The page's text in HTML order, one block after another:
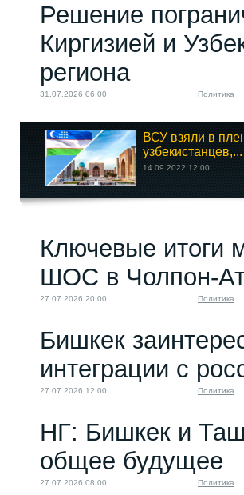
Решение
Киргизией и
региона
31.07.2026 06:00 Политика
ВСУ взяли в
узбекистанцев,...
14.09.2022 12:00
Ключевые итоги
ШОС в Чолпон-
27.07.2026 20:00 Политика
Бишкек
интеграции с
27.07.2026 12:00 Политика
НГ: Бишкек и
общее будущее
27.07.2026 08:00 Политика